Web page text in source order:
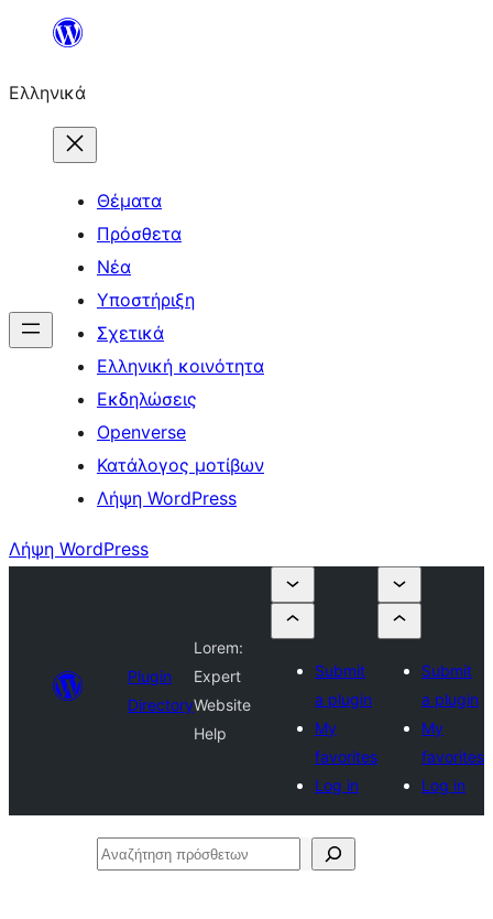
Μετάβαση
περιεχόμενο
Ελληνικά
Θέματα
Πρόσθετα
Νέα
Υποστήριξη
Σχετικά
Ελληνική κοινότητα
Εκδηλώσεις
Openverse
Κατάλογος μοτίβων
Λήψη WordPress
Λήψη WordPress
Plugin
Directory
Lorem:
Expert
Website
Help
Submit
a plugin
My
favorites
Log in
Submit
a plugin
My
favorites
Log in
Αναζήτηση